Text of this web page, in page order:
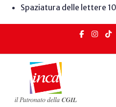
Spaziatura delle lettere